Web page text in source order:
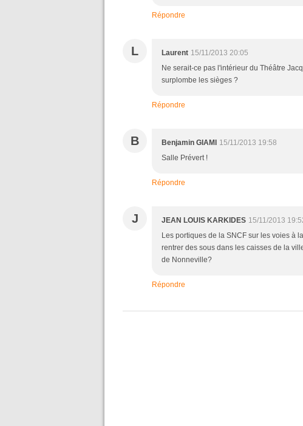
Répondre
L Laurent 15/11/2013 20:05
Ne serait-ce pas l'intérieur du Théâtre
surplombe les sièges ?
Répondre
B Benjamin GIAMI
15/11/2013 19:58
Salle Prévert !
Répondre
J JEAN LOUIS KARKIDES 15/11/2013
Les portiques de la SNCF sur les voies à
rentrer des sous dans les caisses de la
de Nonneville?
Répondre